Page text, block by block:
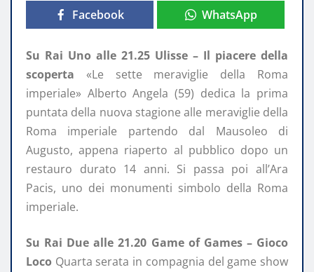
Facebook WhatsApp
Su Rai Uno alle 21.25 Ulisse – Il piacere della
scoperta «Le sette meraviglie della Roma
imperiale» Alberto Angela (59) dedica la prima
puntata della nuova stagione alle meraviglie della
Roma imperiale partendo dal Mausoleo di
Augusto, appena riaperto al pubblico dopo un
restauro durato 14 anni. Si passa poi all’Ara
Pacis, uno dei monumenti simbolo della Roma
imperiale.
Su Rai Due alle 21.20 Game of Games – Gioco
Loco Quarta serata in compagnia del game show